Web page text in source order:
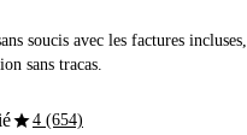
soucis avec les factures
sans tracas.
star4 (654)